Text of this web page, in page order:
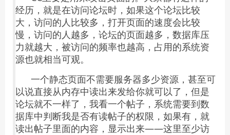
经历，就是在访问论坛时，如果这个论坛比较
大，访问的人比较多，打开页面的速度会比较
慢，访问的人越多，论坛的页面越多，数据库压
力就越大，被访问的频率也越高，占用的系统资
源也就相当可观。
一个静态页面不需要服务器多少资源，甚至可
以说直接从内存中读出来发给你就可以了，但是
论坛就不一样了，我看一个帖子，系统需要到数
据库中判断我是否有读帖子的权限，如果有，就
读出帖子里面的内容，显示出来——这里至少访